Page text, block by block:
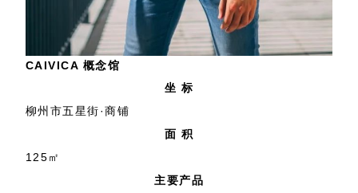
CAIVICA 概念馆
坐 标
柳州市五星街·商铺
面 积
125㎡
主要产品